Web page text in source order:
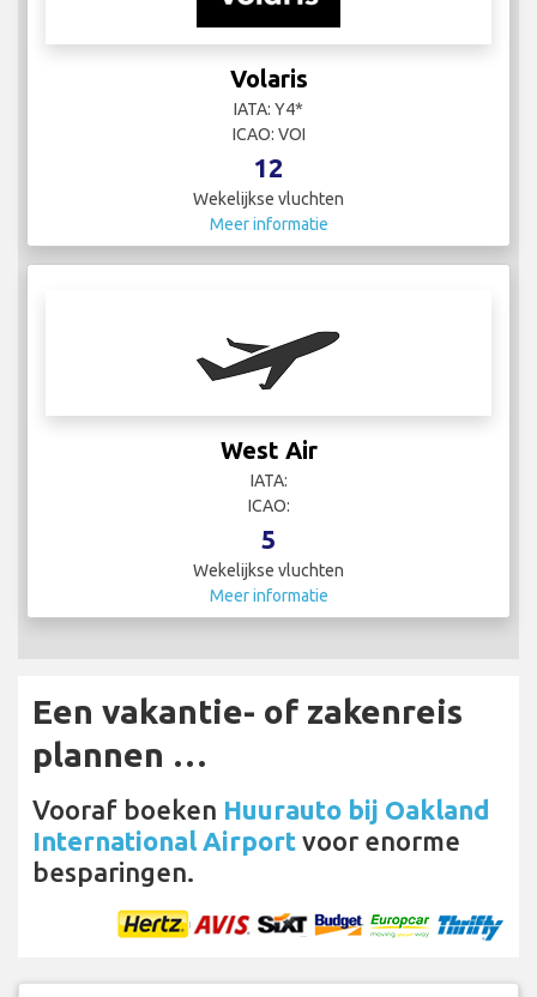
Volaris
IATA: Y4*
ICAO: VOI
12
Wekelijkse vluchten
Meer informatie
West Air
IATA:
ICAO:
5
Wekelijkse vluchten
Meer informatie
Een vakantie- of zakenreis
plannen …
Vooraf boeken Huurauto bij Oakland
International Airport voor enorme
besparingen.